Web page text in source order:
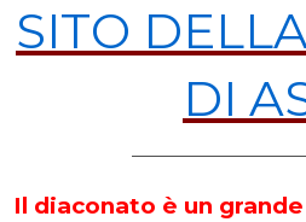
SITO
DI
Il diaconato è un